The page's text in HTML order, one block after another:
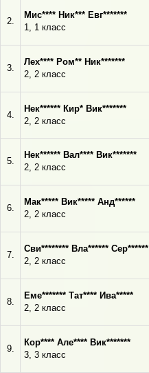
2.
Мис**** Ник*** Евг*******
1, 1 класс
3.
Лех**** Ром** Ник*******
2, 2 класс
4.
Нек****** Кир* Вик*******
2, 2 класс
5.
Нек****** Вал**** Вик*******
2, 2 класс
6.
Мак***** Вик***** Анд******
2, 2 класс
7.
Сви******** Вла****** Сер******
2, 2 класс
8.
Еме******* Тат**** Ива*****
2, 2 класс
9.
Кор**** Але**** Вик*******
3, 3 класс